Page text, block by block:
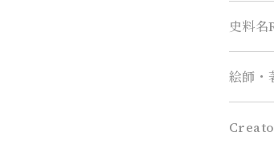
史料名
絵師・